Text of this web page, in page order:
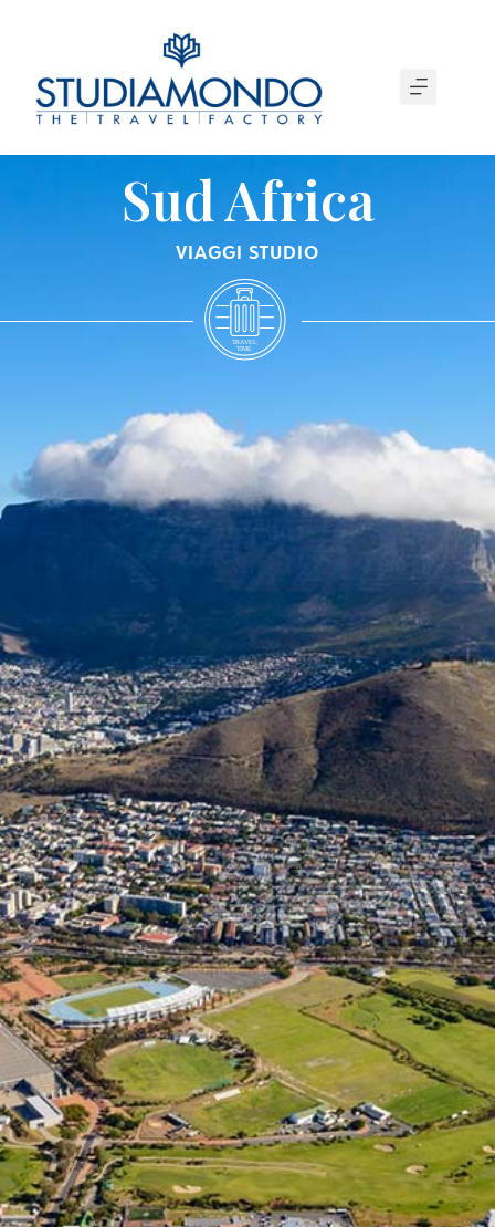
Sud Africa
VIAGGI STUDIO
TRAVEL
TIME